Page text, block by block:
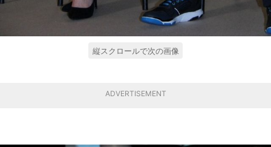
縦スクロールで次の画像
ADVERTISEMENT